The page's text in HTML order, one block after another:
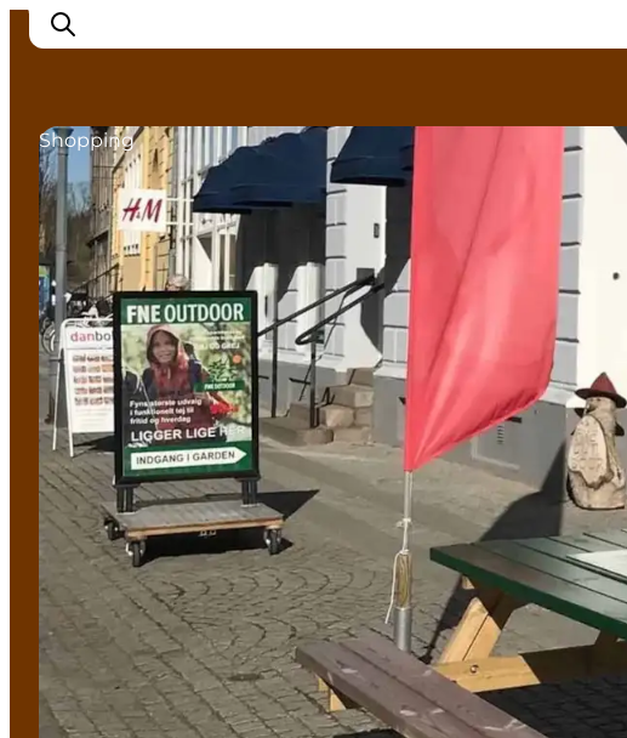
Erlebnisse in Nyborg
Outdoor
Veranstaltungen
Übernachtung
Reiseplanung
Buchen & kaufen
Shopping